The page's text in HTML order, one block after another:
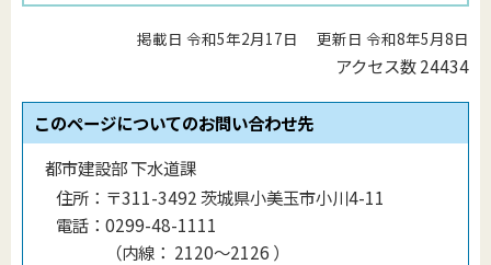
掲載日 令和5年2月17日 更新日 令和8年5月8日
アクセス数24434
このページについてのお問い合わせ先
都市建設部 下水道課
住所： 〒311-3492 茨城県小美玉市小川4-11
電話： 0299-48-1111
（内線 ： 2120〜2126 ）